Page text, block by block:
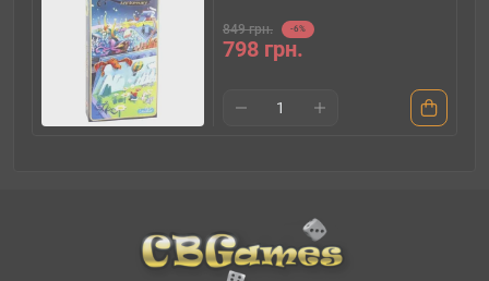
849 грн. -6%
798 грн.